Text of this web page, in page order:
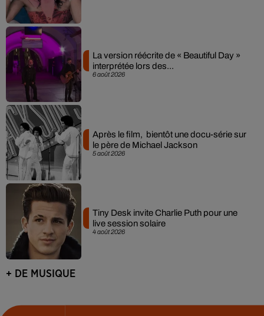
6 août 2026
La version réécrite de « Beautiful Day »
interprétée lors des...
5 août 2026
Après le film, bientôt une docu-série sur
le père de Michael Jackson
4 août 2026
Tiny Desk invite Charlie Puth pour une
live session solaire
+ DE MUSIQUE